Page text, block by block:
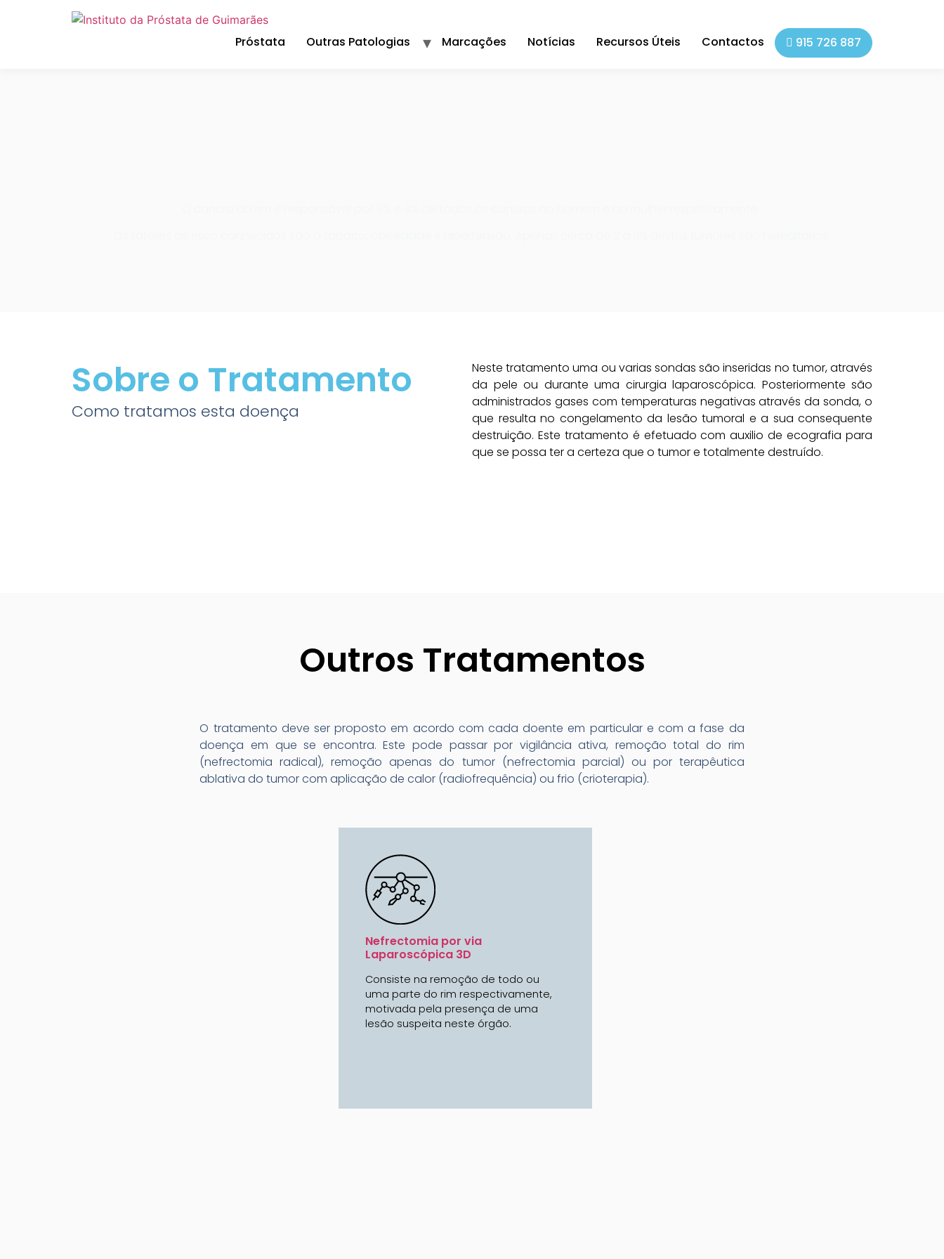
Próstata Outras Patologias Marcações Notícias Recursos Úteis Contactos 915 726 887
Sobre o Tratamento
Como tratamos esta doença
Neste tratamento uma ou varias sondas são inseridas no tumor, através
da pele ou durante uma cirurgia laparoscópica. Posteriormente são
administrados gases com temperaturas negativas através da sonda, o
que resulta no congelamento da lesão tumoral e a sua consequente
destruição. Este tratamento é efetuado com auxilio de ecografia para
que se possa ter a certeza que o tumor e totalmente destruído.
Outros Tratamentos​
O tratamento deve ser proposto em acordo com cada doente em particular e com a fase da
doença em que se encontra. Este pode passar por vigilância ativa, remoção total do rim
(nefrectomia radical), remoção apenas do tumor (nefrectomia parcial) ou por terapêutica
ablativa do tumor com aplicação de calor (radiofrequência) ou frio (crioterapia).
Nefrectomia por via
Laparoscópica 3D
Consiste na remoção de todo ou
uma parte do rim respectivamente,
motivada pela presença de uma
lesão suspeita neste órgão.